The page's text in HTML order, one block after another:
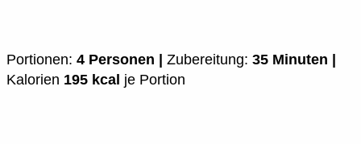
Portionen: 4 Personen | Zubereitung: 35 Minuten |
Kalorien 195 kcal je Portion